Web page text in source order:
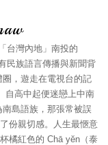
台灣內地」南投的
民族語言傳播與新聞背
，遊走在電視台的記
自高中起便迷戀上中南
島語族，那張常被誤
份親切感。人生最愜意
橘紅色的 Chā yĕn（泰